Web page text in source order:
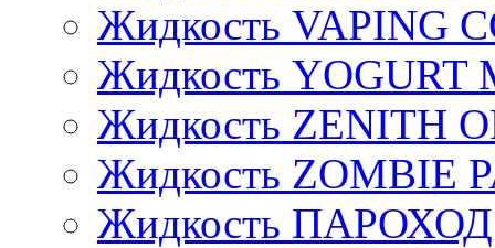
Жидкость VAPING
Жидкость YOGURT
Жидкость ZENITH
Жидкость ZOMBIE
Жидкость ПАРОХОД